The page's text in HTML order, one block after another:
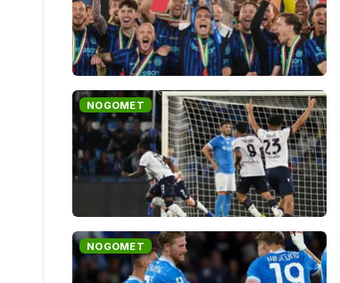
NOGOMET
NOGOMET